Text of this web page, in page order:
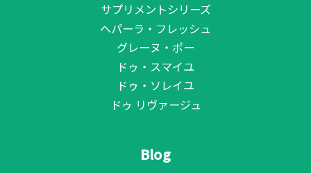
サプリメントシリーズ
ヘパーラ・フレッシュ
グレーヌ・ポー
ドゥ・スマイユ
ドゥ・ソレイユ
ドゥ リヴァージュ
Blog